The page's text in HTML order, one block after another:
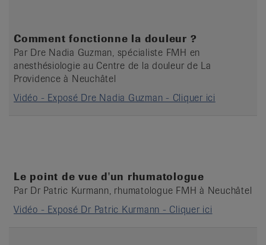
Comment fonctionne la douleur ?
Par Dre Nadia Guzman, spécialiste FMH en
anesthésiologie au Centre de la douleur de La
Providence à Neuchâtel
Vidéo - Exposé Dre Nadia Guzman - Cliquer ici
Le point de vue d'un rhumatologue
Par Dr Patric Kurmann, rhumatologue FMH à Neuchâtel
Vidéo - Exposé Dr Patric Kurmann - Cliquer ici